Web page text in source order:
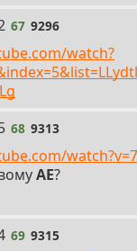
67 9296
watch?
68 9313
АЕ?
69 9315